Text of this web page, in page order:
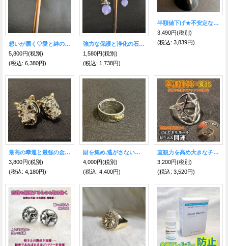
想いが届く♡愛と絆のガーネット ピアス
5,800円(税別)
(税込: 6,380円)
強力な保護と浄化の石☆ラベンダーアメジスト ピアス
1,580円(税別)
(税込: 1,738円)
半額値下げ★不安定な心を強力に落ち着かせる フォスフォシデライト リング サージカルステンレス
3,490円(税別)
(税込: 3,839円)
最高の幸運と最強の金運を掴む！！ブラックアイ・ジルコニア虎（タイガー）ピアス
3,800円(税別)
(税込: 4,180円)
財を集め,逃がさない！強力な財を招く 貔貅（ヒキュウ）般若心経彫り★お守りリング
4,000円(税別)
(税込: 4,400円)
直観力を高め大きなチャンスを掴む！六芒星リング
3,200円(税別)
(税込: 3,520円)